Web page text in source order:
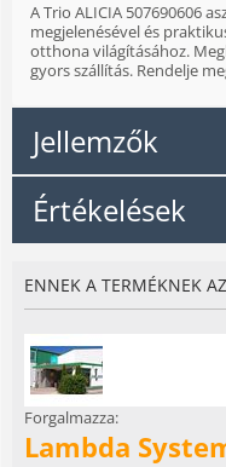
A Trio ALICIA 507690606
megjelenésével és
otthona világításához.
gyors szállítás. Rendelje
Jellemzők
Értékelések
ENNEK A TERMÉKNEK
Forgalmazza:
Lambda